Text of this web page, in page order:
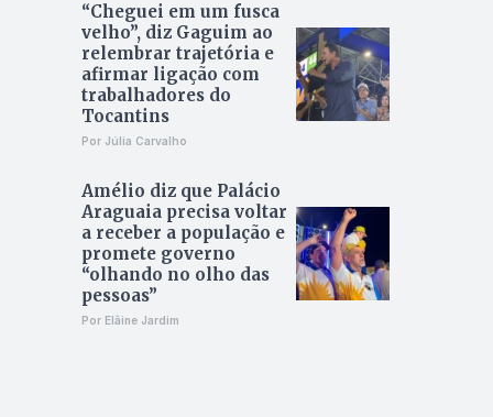
“Cheguei em um fusca
velho”, diz Gaguim ao
relembrar trajetória e
afirmar ligação com
trabalhadores do
Tocantins
Por Júlia Carvalho
Amélio diz que Palácio
Araguaia precisa voltar
a receber a população e
promete governo
“olhando no olho das
pessoas”
Por Elâine Jardim